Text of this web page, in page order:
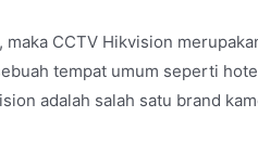
CCTV Hikvision
tempat umum seperti
adalah salah satu brand